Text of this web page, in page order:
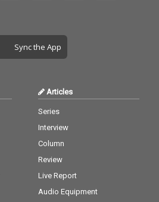
Sync the App
Articles
Series
Interview
Column
Review
Live Report
Audio Equipment